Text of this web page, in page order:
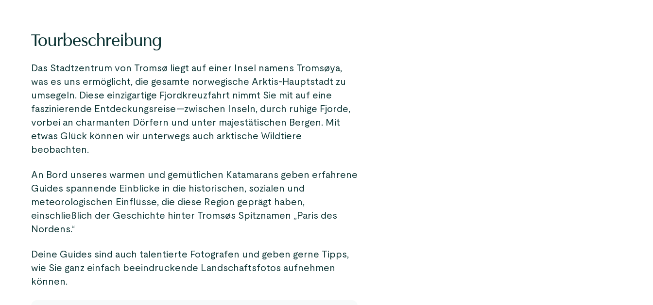
Tourbeschreibung
Das Stadtzentrum von Tromsø liegt auf einer Insel namens Tromsøya,
was es uns ermöglicht, die gesamte norwegische Arktis-Hauptstadt zu
umsegeln. Diese einzigartige Fjordkreuzfahrt nimmt Sie mit auf eine
faszinierende Entdeckungsreise—zwischen Inseln, durch ruhige Fjorde,
vorbei an charmanten Dörfern und unter majestätischen Bergen. Mit
etwas Glück können wir unterwegs auch arktische Wildtiere
beobachten.
An Bord unseres warmen und gemütlichen Katamarans geben erfahrene
Guides spannende Einblicke in die historischen, sozialen und
meteorologischen Einflüsse, die diese Region geprägt haben,
einschließlich der Geschichte hinter Tromsøs Spitznamen „Paris des
Nordens.“
Deine Guides sind auch talentierte Fotografen und geben gerne Tipps,
wie Sie ganz einfach beeindruckende Landschaftsfotos aufnehmen
können.